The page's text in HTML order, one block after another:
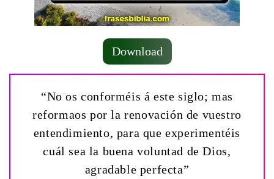
Download
“No os conforméis á este siglo; mas
reformaos por la renovación de vuestro
entendimiento, para que experimentéis
cuál sea la buena voluntad de Dios,
agradable perfecta”